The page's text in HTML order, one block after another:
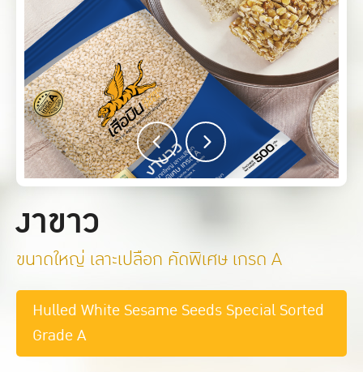
งาขาว
ขนาดใหญ่ เลาะเปลือก คัดพิเศษ เกรด A
Hulled White Sesame Seeds Special Sorted
Grade A